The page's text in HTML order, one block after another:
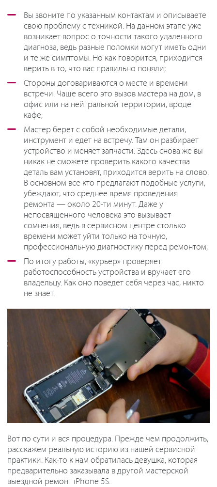
Вы звоните по указанным контактам и описываете
свою проблему с техникой. На данном этапе уже
возникает вопрос о точности такого удаленного
диагноза, ведь разные поломки могут иметь одни
и те же симптомы. Но как говорится, приходится
верить в то, что вас правильно поняли;
Стороны договариваются о месте и времени
встречи. Чаще всего это вызов мастера на дом, в
офис или на нейтральной территории, вроде
кафе;
Мастер берет с собой необходимые детали,
инструмент и едет на встречу. Там он разбирает
устройство и меняет запчасти. Здесь снова же вы
никак не сможете проверить какого качества
деталь вам установят, приходится верить на слово.
В основном все кто предлагают подобные услуги,
убеждают, что среднее время проведения
ремонта — около 20-ти минут. Даже у
непосвященного человека это вызывает
сомнения, ведь в сервисном центре столько
времени может уйти только на точную,
профессиональную диагностику перед ремонтом;
По итогу работы, «курьер» проверяет
работоспособность устройства и вручает его
владельцу. Как оно поведет себя через час, никто
не знает.
Вот по сути и вся процедура. Прежде чем продолжить,
расскажем реальную историю из нашей сервисной
практики. Как-то к нам обратилась девушка, которая
предварительно заказывала в другой мастерской
выездной ремонт iPhone 5S.